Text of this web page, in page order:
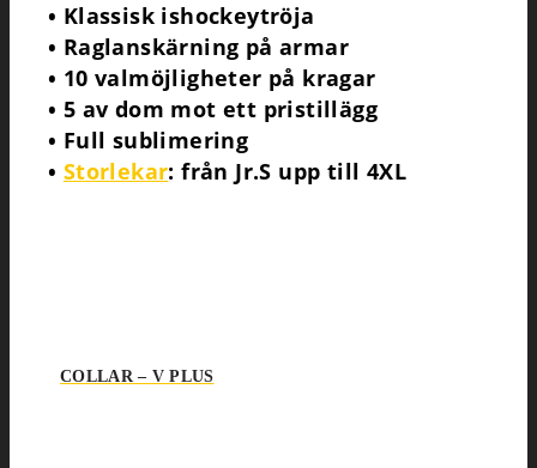
• Klassisk ishockeytröja
• Raglanskärning på armar
• 10 valmöjligheter på kragar
• 5 av dom mot ett pristillägg
• Full sublimering
• Storlekar: från Jr.S upp till 4XL
COLLAR – V PLUS